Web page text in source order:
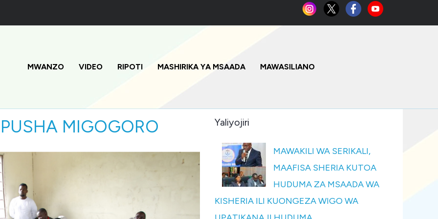
MWANZO VIDEO RIPOTI MASHIRIKA YA MSAADA MAWASILIANO
MIGOGORO Yaliyojiri
MAWAKILI WA SERIKALI,
MAAFISA SHERIA KUTOA
HUDUMA ZA MSAADA WA
KISHERIA ILI KUONGEZA WIGO WA